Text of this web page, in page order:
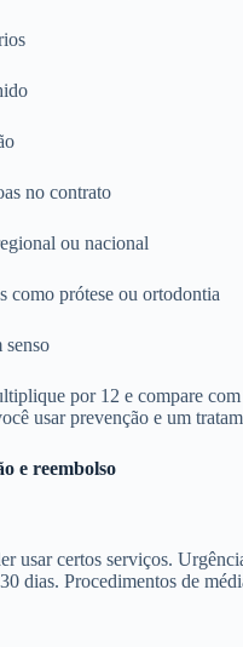
no contrato
ou nacional
como prótese ou ortodontia
senso
por 12 e compare
usar prevenção e um
e reembolso
usar certos serviços.
dias. Procedimentos de